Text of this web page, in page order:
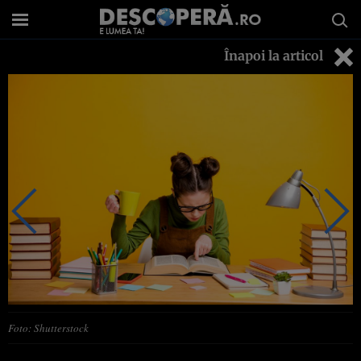
Înapoi la articol
Foto: Shutterstock